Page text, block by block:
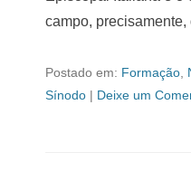
campo,
Postado em: Formação
Sínodo | Deixe um